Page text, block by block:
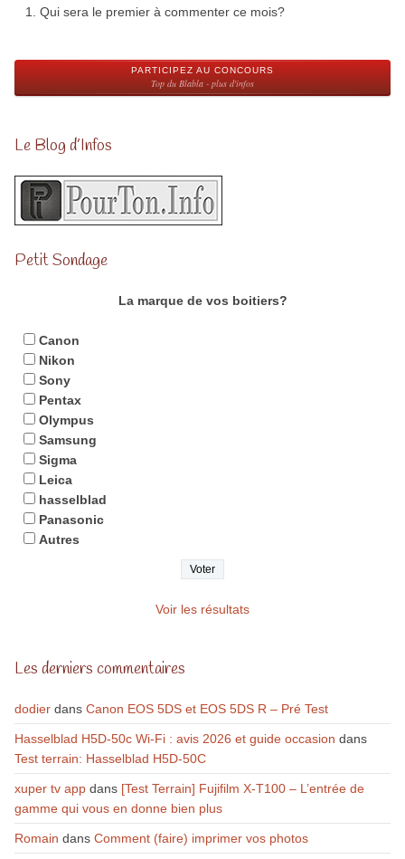
Qui sera le premier à commenter ce mois?
PARTICIPEZ AU CONCOURS
Top du Blabla - plus d'infos
Le Blog d’Infos
Petit Sondage
La marque de vos boitiers?
Canon
Nikon
Sony
Pentax
Olympus
Samsung
Sigma
Leica
hasselblad
Panasonic
Autres
Voir les résultats
Les derniers commentaires
dodierdans Canon EOS 5DS et EOS 5DS R – Pré Test
Hasselblad H5D-50c Wi-Fi : avis 2026 et guide occasion dans
Test terrain: Hasselblad H5D-50C
xuper tv appdans [Test Terrain] Fujifilm X-T100 – L’entrée de
gamme qui vous en donne bien plus
Romain dans Comment (faire) imprimer vos photos